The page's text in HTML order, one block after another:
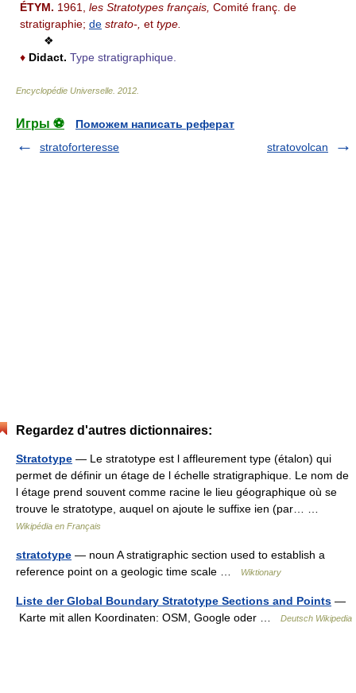
ÉTYM. 1961, les Stratotypes français, Comité franç. de
stratigraphie; de strato-, et type.
❖
♦ Didact. Type stratigraphique.
Encyclopédie Universelle 2012
Игры ⚽
Поможем написать реферат
stratoforteresse
stratovolcan
Regardez d'autres dictionnaires:
Stratotype — Le stratotype est l affleurement type (étalon) qui
permet de définir un étage de l échelle stratigraphique. Le nom de
l étage prend souvent comme racine le lieu géographique où se
trouve le stratotype, auquel on ajoute le suffixe ien (par… …
Wikipédia en Français
stratotype — noun A stratigraphic section used to establish a
reference point on a geologic time scale …
Wiktionary
Liste der Global Boundary Stratotype Sections and Points —
Karte mit allen Koordinaten: OSM, Google oder …
Deutsch Wikipedia